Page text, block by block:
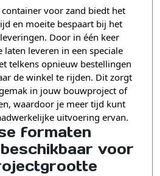
voor zand biedt het
en moeite bespaart bij het
Door in één keer
laten leveren in een speciale
telkens opnieuw bestellingen
de winkel te rijden. Dit zorgt
in jouw bouwproject of
waardoor je meer tijd kunt
uitvoering ervan.
formaten
voor